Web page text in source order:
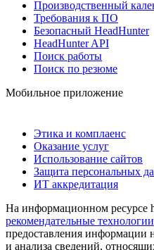
Производственный
Требования к ПО
Безопасный HeadHunter
HeadHunter API
Поиск работы
Поиск по резюме
Мобильное приложение
Этика и комплаенс
Оказание услуг
Использование сайтов
Защита персональных
ИТ аккредитация
На информационном ресурсе
рекомендательные технологии
предоставления информации
и анализа сведений,